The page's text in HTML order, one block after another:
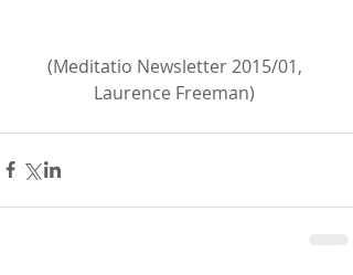
(Meditatio Newsletter 2015/01,
Laurence Freeman)